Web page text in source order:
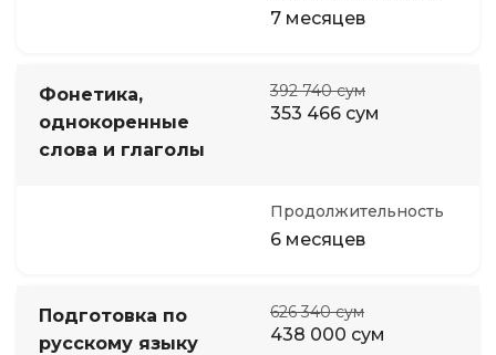
7 месяцев
Фонетика,
однокоренные
слова и глаголы
392 740 сум
353 466 сум
Продолжительность
6 месяцев
Подготовка по
русскому языку
626 340 сум
438 000 сум